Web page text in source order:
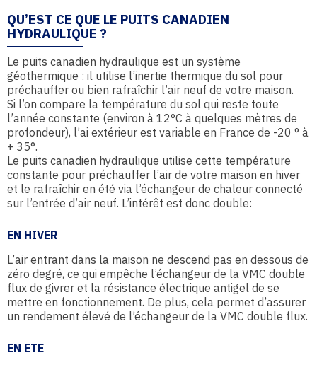
QU’EST CE QUE LE PUITS CANADIEN
HYDRAULIQUE ?
Le puits canadien hydraulique est un système
géothermique : il utilise l’inertie thermique du sol pour
préchauffer ou bien rafraîchir l’air neuf de votre maison.
Si l’on compare la température du sol qui reste toute
l’année constante (environ à 12°C à quelques mètres de
profondeur), l’ai extérieur est variable en France de -20 ° à
+ 35°.
Le puits canadien hydraulique utilise cette température
constante pour préchauffer l’air de votre maison en hiver
et le rafraîchir en été via l’échangeur de chaleur connecté
sur l’entrée d’air neuf. L’intérêt est donc double:
EN HIVER
L’air entrant dans la maison ne descend pas en dessous de
zéro degré, ce qui empêche l’échangeur de la VMC double
flux de givrer et la résistance électrique antigel de se
mettre en fonctionnement. De plus, cela permet d’assurer
un rendement élevé de l’échangeur de la VMC double flux.
EN ETE